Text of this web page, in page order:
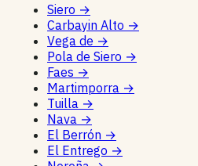
Siero →
Carbayin Alto →
Vega de →
Pola de Siero →
Faes →
Martimporra →
Tuilla →
Nava →
El Berrón →
El Entrego →